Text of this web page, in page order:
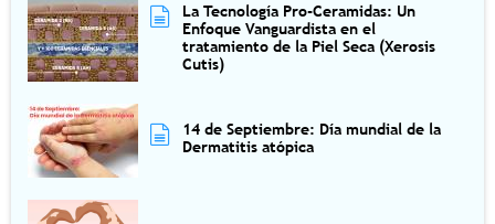
La Tecnología Pro-Ceramidas: Un
Enfoque Vanguardista en el
tratamiento de la Piel Seca (Xerosis
Cutis)
14 de Septiembre: Día mundial de la
Dermatitis atópica